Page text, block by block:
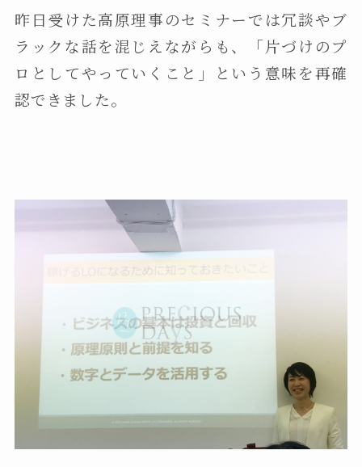
昨日受けた高原理事のセミナーでは冗談やブ
ラックな話を混じえながらも、「片づけのプ
ロとしてやっていくこと」という意味を再確
認できました。